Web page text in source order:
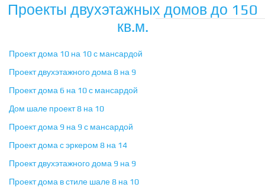
Проекты двухэтажных домов до 150
кв.м.
Проект дома 10 на 10 с мансардой
Проект двухэтажного дома 8 на 9
Проект дома 6 на 10 с мансардой
Дом шале проект 8 на 10
Проект дома 9 на 9 с мансардой
Проект дома с эркером 8 на 14
Проект двухэтажного дома 9 на 9
Проект дома в стиле шале 8 на 10